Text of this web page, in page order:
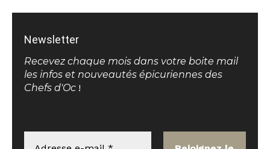
Newsletter
Recevez chaque mois dans votre boite mail
les infos et nouveautés épicuriennes des
Chefs d'Oc !